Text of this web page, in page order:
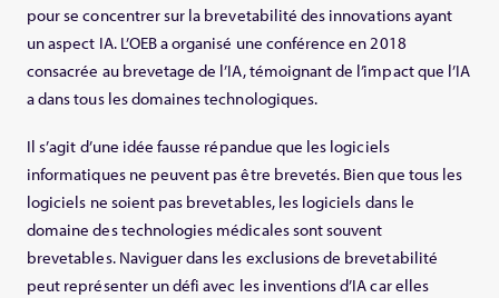
pour se concentrer sur la brevetabilité des innovations ayant
un aspect IA. L’OEB a organisé une conférence en 2018
consacrée au brevetage de l’IA, témoignant de l’impact que l’IA
a dans tous les domaines technologiques.
Il s’agit d’une idée fausse répandue que les logiciels
informatiques ne peuvent pas être brevetés. Bien que tous les
logiciels ne soient pas brevetables, les logiciels dans le
domaine des technologies médicales sont souvent
brevetables. Naviguer dans les exclusions de brevetabilité
peut représenter un défi avec les inventions d’IA car elles